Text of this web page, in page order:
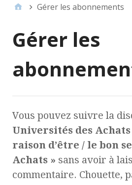
Gérer les abonnements
Gérer les
Vous pouvez suivre la
Universités des Achats
raison d’être / le bon
Achats » sans avoir à
commentaire. Chouette,